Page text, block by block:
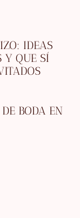
IDEAS
Y QUE SÍ
BODA EN